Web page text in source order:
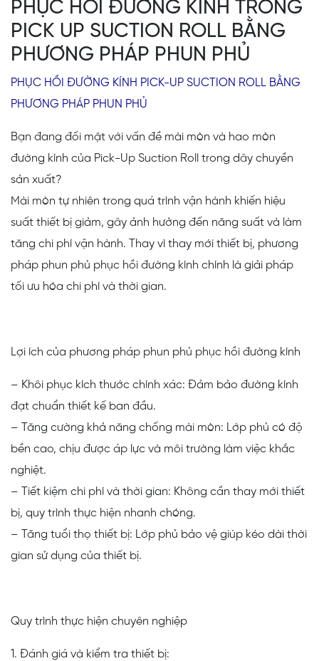
PHỤC HỒI ĐƯỜNG KÍNH TRONG
PICK UP SUCTION ROLL BẰNG
PHƯƠNG PHÁP PHUN PHỦ
PHỤC HỒI ĐƯỜNG KÍNH PICK-UP SUCTION ROLL BẰNG
PHƯƠNG PHÁP PHUN PHỦ
Bạn đang đối mặt với vấn đề mài mòn và hao mòn
đường kính của Pick-Up Suction Roll trong dây chuyền
sản xuất?
Mài mòn tự nhiên trong quá trình vận hành khiến hiệu
suất thiết bị giảm, gây ảnh hưởng đến năng suất và làm
tăng chi phí vận hành. Thay vì thay mới thiết bị, phương
pháp phun phủ phục hồi đường kính chính là giải pháp
tối ưu hóa chi phí và thời gian.
Lợi ích của phương pháp phun phủ phục hồi đường kính
– Khôi phục kích thước chính xác: Đảm bảo đường kính
đạt chuẩn thiết kế ban đầu.
– Tăng cường khả năng chống mài mòn: Lớp phủ có độ
bền cao, chịu được áp lực và môi trường làm việc khắc
nghiệt.
– Tiết kiệm chi phí và thời gian: Không cần thay mới thiết
bị, quy trình thực hiện nhanh chóng.
– Tăng tuổi thọ thiết bị: Lớp phủ bảo vệ giúp kéo dài thời
gian sử dụng của thiết bị.
Quy trình thực hiện chuyên nghiệp
1. Đánh giá và kiểm tra thiết bị: